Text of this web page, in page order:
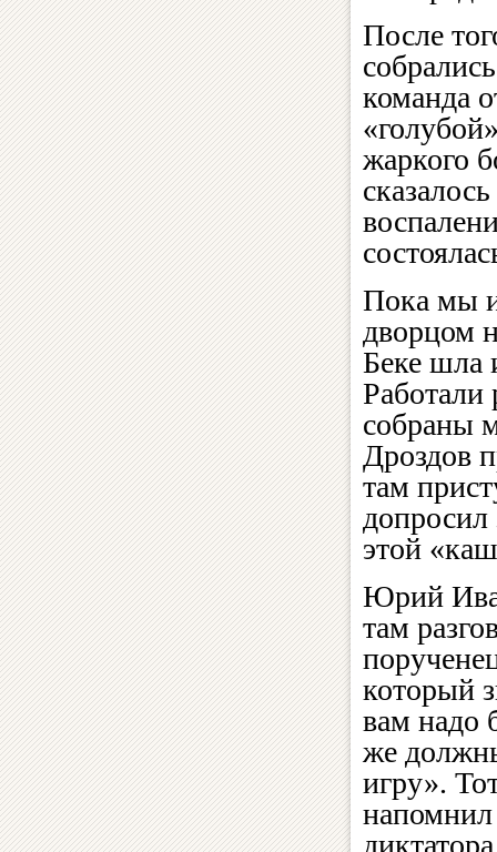
После
команда
жаркого
Пока мы
дворцом
Беке шла
Работали
собраны
Дроздов
там
допросил
этой
Юрий
там
который
вам
же
игру».
напомнил